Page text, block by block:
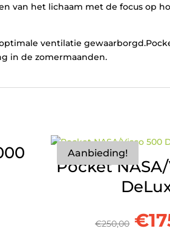
van het lichaam met de focus op
ventilatie
in de zomermaanden.
Aanbieding!
Pocket
€250,00 €